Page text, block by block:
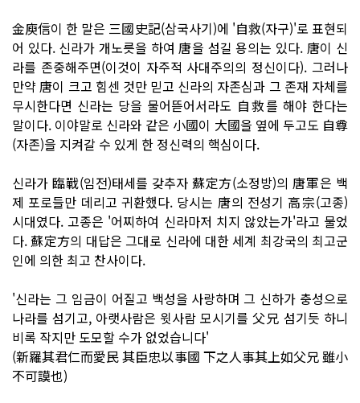
金庾信이 한 말은 三國史記(삼국사기)에 '自救(자구)'로 표현되
어 있다. 신라가 개노릇을 하여 唐을 섬길 용의는 있다. 唐이 신
라를 존중해주면(이것이 자주적 사대주의의 정신이다). 그러나
만약 唐이 크고 힘센 것만 믿고 신라의 자존심과 그 존재 자체를
무시한다면 신라는 당을 물어뜯어서라도 自救를 해야 한다는
말이다. 이야말로 신라와 같은 小國이 大國을 옆에 두고도 自尊
(자존)을 지켜갈 수 있게 한 정신력의 핵심이다.
신라가 臨戰(임전)태세를 갖추자 蘇定方(소정방)의 唐軍은 백
제 포로들만 데리고 귀환했다. 당시는 唐의 전성기 高宗(고종)
시대였다. 고종은 '어찌하여 신라마저 치지 않았는가'라고 물었
다. 蘇定方의 대답은 그대로 신라에 대한 세계 최강국의 최고군
인에 의한 최고 찬사이다.
'신라는 그 임금이 어질고 백성을 사랑하며 그 신하가 충성으로
나라를 섬기고, 아랫사람은 윗사람 모시기를 父兄 섬기듯 하니
비록 작지만 도모할 수가 없었습니다'
(新羅其君仁而愛民 其臣忠以事國 下之人事其上如父兄 雖小
不可謨也)